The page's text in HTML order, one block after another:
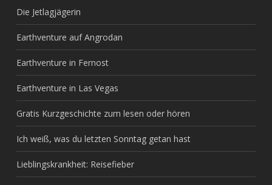
Die Jetlagjägerin
Earthventure auf Angrodan
Earthventure in Fernost
Earthventure in Las Vegas
Gratis Kurzgeschichte zum lesen oder hören
Ich weiß, was du letzten Sonntag getan hast
Lieblingskrankheit: Reisefieber